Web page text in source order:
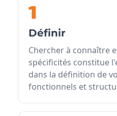
1
Définir
Chercher à connaître
spécificités constitue
dans la définition de
fonctionnels et